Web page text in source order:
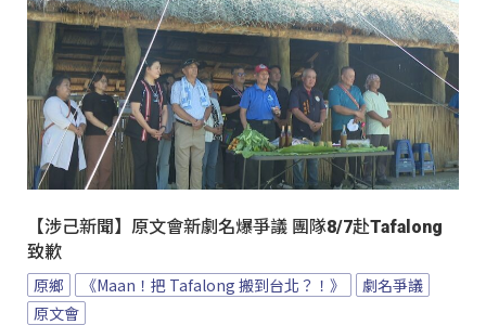
【涉己新聞】原文會新劇名爆爭議 團隊8/7赴Tafalong
致歉
原鄉 《Maan！把 Tafalong 搬到台北？！》
劇名爭議
原文會